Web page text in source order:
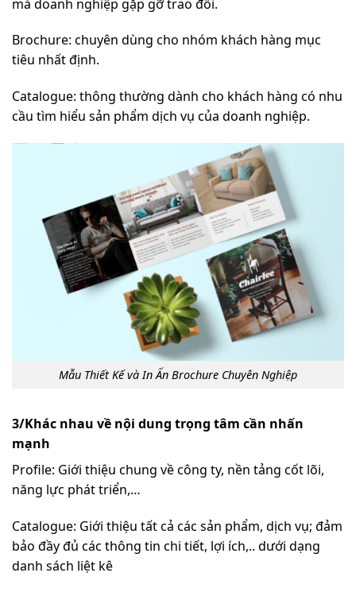
mà doanh nghiệp gặp gỡ trao đổi.
Brochure: chuyên dùng cho nhóm khách hàng mục
tiêu nhất định.
Catalogue: thông thường dành cho khách hàng có nhu
cầu tìm hiểu sản phẩm dịch vụ của doanh nghiệp.
Mẫu Thiết Kế và In Ấn Brochure Chuyên Nghiệp
3/Khác nhau về nội dung trọng tâm cần nhấn
mạnh
Profile: Giới thiệu chung về công ty, nền tảng cốt lõi,
năng lực phát triển,…
Catalogue: Giới thiệu tất cả các sản phẩm, dịch vụ; đảm
bảo đầy đủ các thông tin chi tiết, lợi ích,.. dưới dạng
danh sách liệt kê